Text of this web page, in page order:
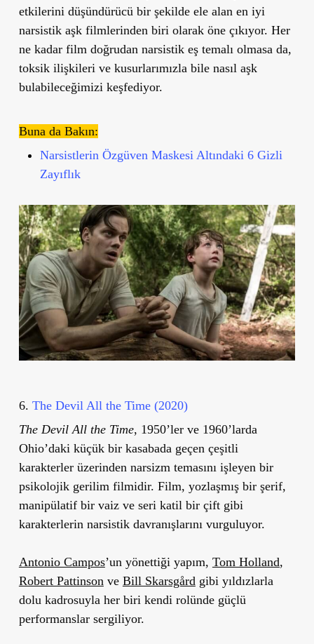
etkilerini düşündürücü bir şekilde ele alan en iyi
narsistik aşk filmlerinden biri olarak öne çıkıyor. Her
ne kadar film doğrudan narsistik eş temalı olmasa da,
toksik ilişkileri ve kusurlarımızla bile nasıl aşk
bulabileceğimizi keşfediyor.
Buna da Bakın:
Narsistlerin Özgüven Maskesi Altındaki 6 Gizli
Zayıflık
6. The Devil All the Time (2020)
The Devil All the Time, 1950’ler ve 1960’larda
Ohio’daki küçük bir kasabada geçen çeşitli
karakterler üzerinden narsizm temasını işleyen bir
psikolojik gerilim filmidir. Film, yozlaşmış bir şerif,
manipülatif bir vaiz ve seri katil bir çift gibi
karakterlerin narsistik davranışlarını vurguluyor.
Antonio Campos’un yönettiği yapım, Tom Holland,
Robert Pattinson ve Bill Skarsgård gibi yıldızlarla
dolu kadrosuyla her biri kendi rolünde güçlü
performanslar sergiliyor.